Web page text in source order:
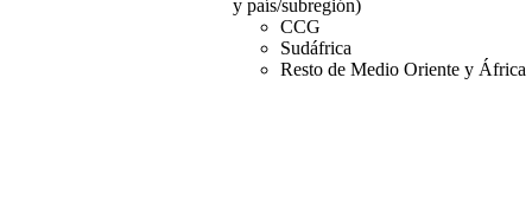
y país/subregión)
CCG
Sudáfrica
Resto de Medio Oriente y África